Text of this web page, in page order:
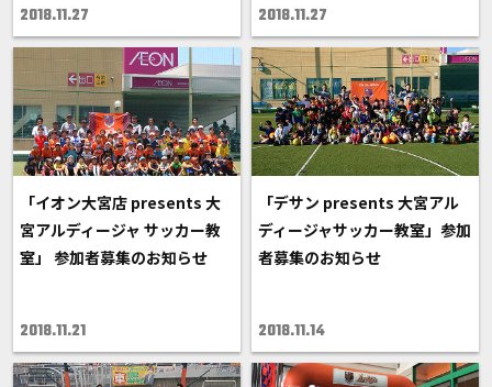
2018.11.27 2018.11.27
「イオン大宮店 presents 大
宮アルディージャ サッカー教
室」 参加者募集のお知らせ
2018.11.21
「デサン presents 大宮アル
ディージャサッカー教室」参加
者募集のお知らせ
2018.11.14